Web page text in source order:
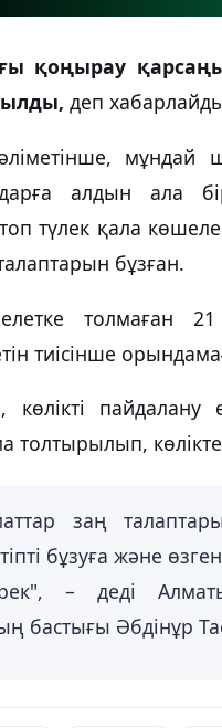
қоңырау
деп
мұндай
алдын ала
түлек қала
бұзған.
толмаған 21
тиісінше
көлікті
толтырылып,
заң
бұзуға және
– деді
бастығы Әбдінұр